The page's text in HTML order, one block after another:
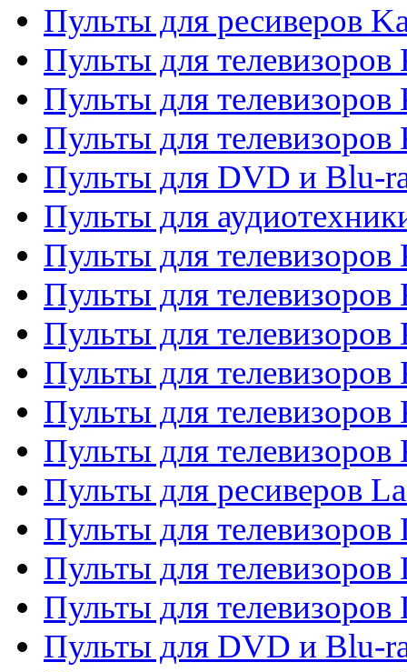
Пульты для ресиверов
Пульты для телевизоров
Пульты для телевизоров
Пульты для телевизоров
Пульты для DVD и Blu-
Пульты для
Пульты для
Пульты для телевизоров
Пульты для телевизоров
Пульты для телевизоров
Пульты для
Пульты для
Пульты для ресиверов
Пульты для телевизоров
Пульты для телевизоров
Пульты для телевизоров
Пульты для DVD и Blu-